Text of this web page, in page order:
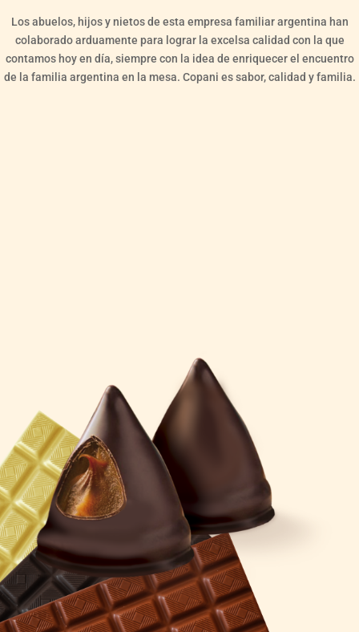
Los abuelos, hijos y nietos de esta empresa familiar argentina han
colaborado arduamente para lograr la excelsa calidad con la que
contamos hoy en día, siempre con la idea de enriquecer el encuentro
de la familia argentina en la mesa. Copani es sabor, calidad y familia.